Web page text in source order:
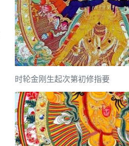
时轮金刚生起次第初修指要